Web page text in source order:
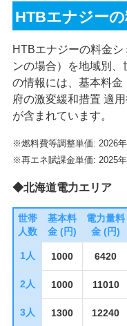
HTBエナジー
HTBエナジーの料金
ンの場合）を地域別
の情報には、基本料金
府の激変緩和措置 適
が含まれています。
※燃料費等調整単価: 2026
※再エネ賦課金単価: 2025
◆北海道電力エリア
世帯
人数
基本料
金 (円)
電力量料
金 (円)
1人 1000 6420
2人 1000 11010
3人 1300 12240